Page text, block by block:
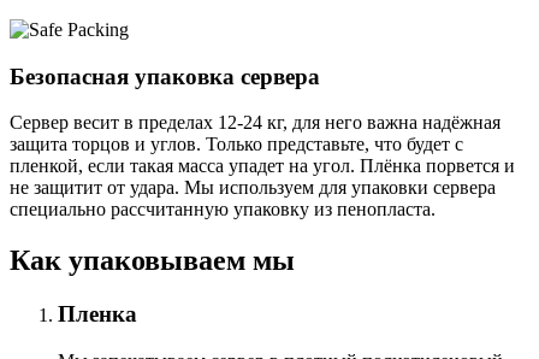
Безопасная упаковка сервера
Сервер весит в пределах 12-24 кг, для него важна надёжная
защита торцов и углов. Только представьте, что будет с
пленкой, если такая масса упадет на угол. Плёнка порвется и
не защитит от удара. Мы используем для упаковки сервера
специально расcчитанную упаковку из пенопласта.
Как упаковываем мы
Пленка